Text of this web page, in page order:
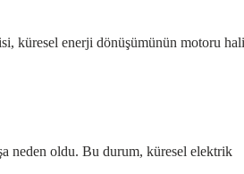
küresel enerji dönüşümünün motoru
neden oldu. Bu durum, küresel elektrik